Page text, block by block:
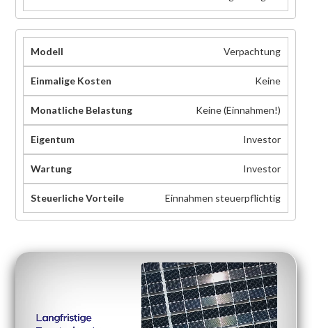
Verpachtung
Keine
Keine (Einnahmen!)
Investor
Investor
Einnahmen steuerpflichtig